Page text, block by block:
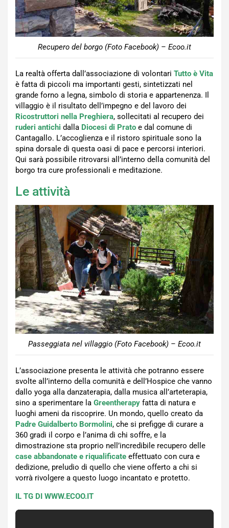
Recupero del borgo (Foto Facebook) – Ecoo.it
La realtà offerta dall’associazione di volontari Tutto è Vita
è fatta di piccoli ma importanti gesti, sintetizzati nel
grande forno a legna, simbolo di storia e appartenenza. Il
villaggio è il risultato dell’impegno e del lavoro dei
Ricostruttori nella Preghiera, sollecitati al recupero dei
ruderi antichi dalla Diocesi di Prato e dal comune di
Cantagallo. L’accoglienza e il ristoro spirituale sono la
spina dorsale di questa oasi di pace e percorsi interiori.
Qui sarà possibile ritrovarsi all’interno della comunità del
borgo tra cure professionali e meditazione.
Le attività
Passeggiata nel villaggio (Foto Facebook) – Ecoo.it
L’associazione presenta le attività che potranno essere
svolte all’interno della comunità e dell’Hospice che vanno
dallo yoga alla danzaterapia, dalla musica all’arteterapia,
sino a sperimentare la Greentherapy fatta di natura e
luoghi ameni da riscoprire. Un mondo, quello creato da
Padre Guidalberto Bormolini, che si prefigge di curare a
360 gradi il corpo e l’anima di chi soffre, e la
dimostrazione sta proprio nell’incredibile recupero delle
case abbandonate e riqualificate effettuato con cura e
dedizione, preludio di quello che viene offerto a chi si
vorrà rivolgere a questo luogo incantato e protetto.
IL TG DI WWW.ECOO.IT